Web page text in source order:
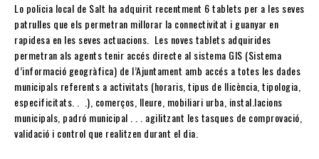
Lo policia local de Salt ha adquirit recentment 6 tablets per a les seves
patrulles que els permetran millorar la connectivitat i guanyar en
rapidesa en les seves actuacions. Les noves tablets adquirides
permetran als agents tenir accés directe al sistema GIS (Sistema
d’informació geogràfica) de l’Ajuntament amb accés a totes les dades
municipals referents a activitats (horaris, tipus de llicència, tipologia,
especificitats. . .), comerços, lleure, mobiliari urba, instal.lacions
municipals, padró municipal . . . agilitzant les tasques de comprovació,
validació i control que realitzen durant el dia.